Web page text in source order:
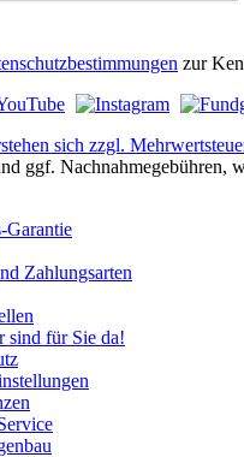
zur
sich zzgl.
ggf. Nachnahmegebühren,
Garantie
Zahlungsarten
sind für Sie da!